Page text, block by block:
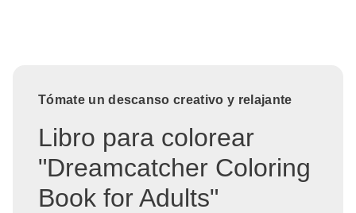
Tómate un descanso creativo y relajante
Libro para colorear
"Dreamcatcher Coloring
Book for Adults"